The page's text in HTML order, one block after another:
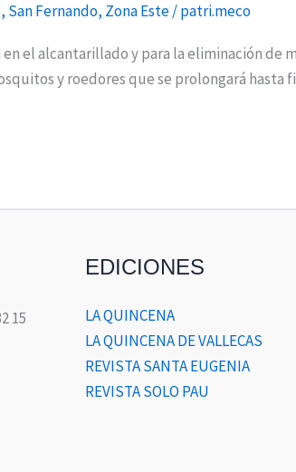
, San Fernando, Zona Este/patri.meco
el alcantarillado y para la eliminación de
y roedores que se prolongará hasta
15
EDICIONES
LA QUINCENA
LA QUINCENA DE VALLECAS
REVISTA SANTA EUGENIA
REVISTA SOLO PAU